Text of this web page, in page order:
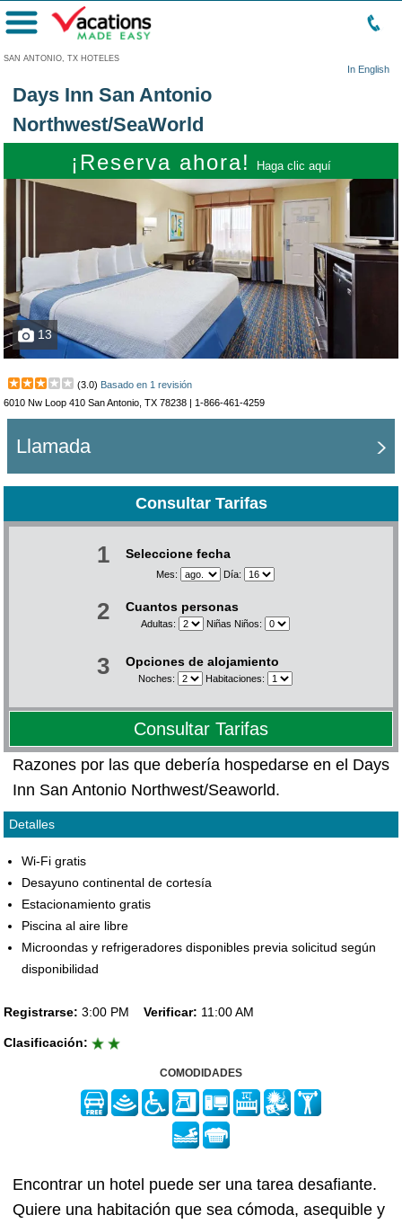
SAN ANTONIO, TX HOTELES
In English
Menú
Days Inn San Antonio
Northwest/SeaWorld
¡Reserva ahora! Haga clic aquí
13
(3.0) Basado en 1 revisión
6010 Nw Loop 410 San Antonio, TX 78238 | 1-866-461-4259
Llamada
Consultar Tarifas
1 Seleccione fecha
Mes: Día:
2 Cuantos personas
Adultas: Niñas Niños:
3 Opciones de alojamiento
Noches: Habitaciones:
Consultar Tarifas
Razones por las que debería hospedarse en el Days
Inn San Antonio Northwest/Seaworld.
Detalles
Wi-Fi gratis
Desayuno continental de cortesía
Estacionamiento gratis
Piscina al aire libre
Microondas y refrigeradores disponibles previa solicitud según
disponibilidad
Registrarse: 3:00 PM Verificar: 11:00 AM
Clasificación:
COMODIDADES
Encontrar un hotel puede ser una tarea desafiante.
Quiere una habitación que sea cómoda, asequible y